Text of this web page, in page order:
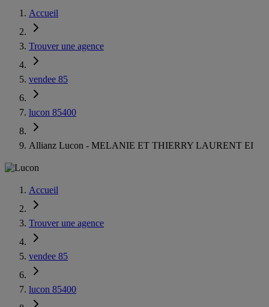
Accueil
Trouver une agence
vendee 85
lucon 85400
Allianz Lucon - MELANIE ET THIERRY LAURENT EI
Accueil
Trouver une agence
vendee 85
lucon 85400